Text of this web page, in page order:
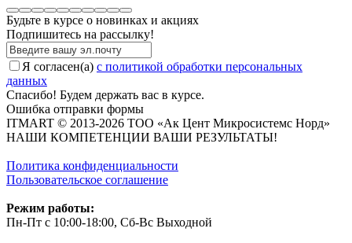
Будьте в курсе о новинках и акциях
Подпишитесь на рассылкy!
Я согласен(a) с политикой обработки персональных
данных
Спасибо! Будем держать вас в курсе.
Ошибка отправки формы
ITMART © 2013-2026 ТОО «Ак Цент Микросистемс Норд»
НАШИ КОМПЕТЕНЦИИ ВАШИ РЕЗУЛЬТАТЫ!
Политика конфиденциальности
Пользовательское соглашение
Режим работы:
Пн-Пт с 10:00-18:00, Сб-Вс Выходной